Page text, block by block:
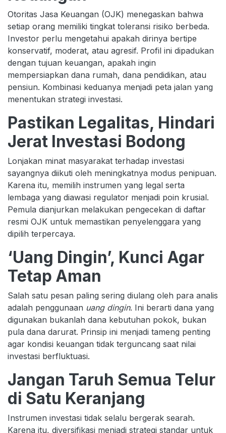
Otoritas Jasa Keuangan (OJK) menegaskan bahwa
setiap orang memiliki tingkat toleransi risiko berbeda.
Investor perlu mengetahui apakah dirinya bertipe
konservatif, moderat, atau agresif. Profil ini dipadukan
dengan tujuan keuangan, apakah ingin
mempersiapkan dana rumah, dana pendidikan, atau
pensiun. Kombinasi keduanya menjadi peta jalan yang
menentukan strategi investasi.
Pastikan Legalitas, Hindari
Jerat Investasi Bodong
Lonjakan minat masyarakat terhadap investasi
sayangnya diikuti oleh meningkatnya modus penipuan.
Karena itu, memilih instrumen yang legal serta
lembaga yang diawasi regulator menjadi poin krusial.
Pemula dianjurkan melakukan pengecekan di daftar
resmi OJK untuk memastikan penyelenggara yang
dipilih terpercaya.
‘Uang Dingin’, Kunci Agar
Tetap Aman
Salah satu pesan paling sering diulang oleh para analis
adalah penggunaan uang dingin. Ini berarti dana yang
digunakan bukanlah dana kebutuhan pokok, bukan
pula dana darurat. Prinsip ini menjadi tameng penting
agar kondisi keuangan tidak terguncang saat nilai
investasi berfluktuasi.
Jangan Taruh Semua Telur
di Satu Keranjang
Instrumen investasi tidak selalu bergerak searah.
Karena itu, diversifikasi menjadi strategi standar untuk